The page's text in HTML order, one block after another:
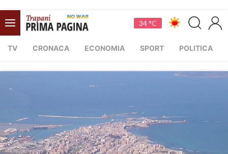
34 °C
TV CRONACA ECONOMIA SPORT POLITICA